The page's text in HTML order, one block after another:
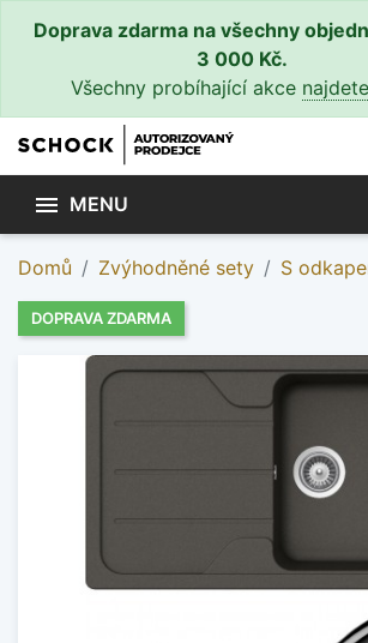
Doprava zdarma na všechny
3 000 Kč.
Všechny probíhající akce
 MENU
Domů Zvýhodněné sety S
DOPRAVA ZDARMA